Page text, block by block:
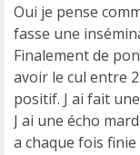
a
g
e
n
o
n
l
u
Oui je pense
fasse une
Finalement de
avoir le cul entre
positif. J ai fait
J ai une écho
a chaque fois finie